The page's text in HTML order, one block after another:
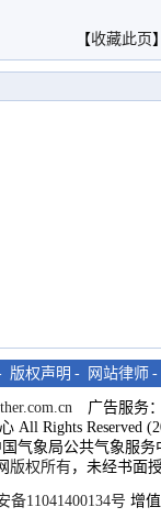
【收藏此页
版权声明 - 网站律师 -
广告服务：
All Rights Reserved
气象局公共气象服务
版权所有，未经书面
备11041400134号 增